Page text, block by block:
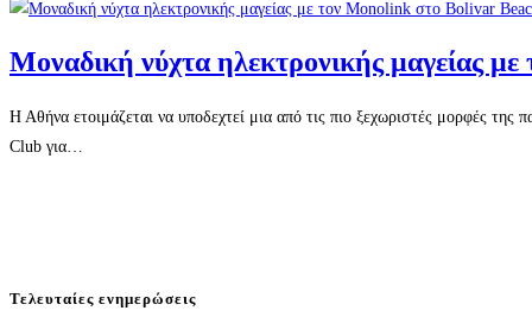
Μοναδική νύχτα ηλεκτρονικής μαγείας
Η Αθήνα ετοιμάζεται να υποδεχτεί μια από τις πιο ξεχωριστές μορφές
Club για…
Τελευταίες ενημερώσεις